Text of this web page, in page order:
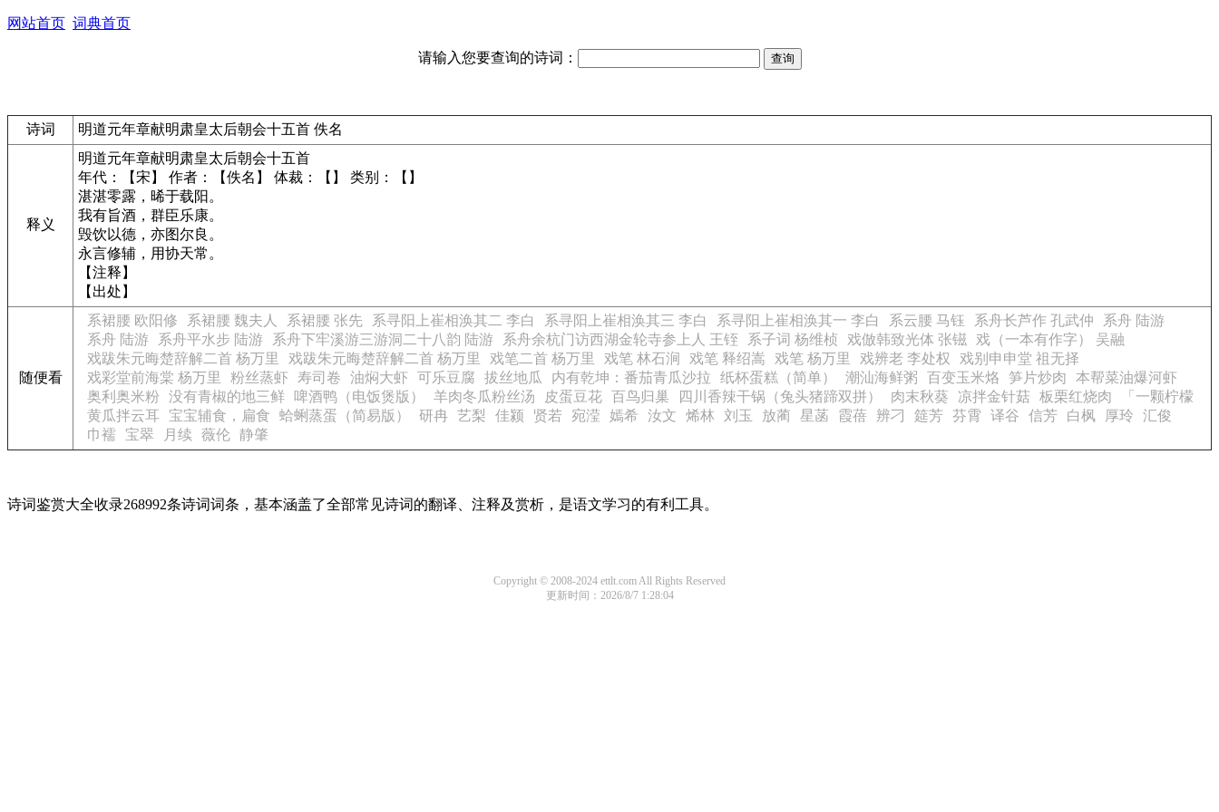
网站首页 词典首页
请输入您要查询的诗词：
诗词 明道元年章献明肃皇太后朝会十五首 佚名
释义
明道元年章献明肃皇太后朝会十五首
年代：【宋】 作者：【佚名】 体裁：【】 类别：【】
湛湛零露，晞于载阳。
我有旨酒，群臣乐康。
毁饮以德，亦图尔良。
永言修辅，用协天常。
【注释】
【出处】
随便看
系裙腰 欧阳修 系裙腰 魏夫人 系裙腰 张先 系寻阳上崔相涣其二 李白 系寻阳上崔相涣其三 李白 系寻阳上崔相涣其一 李白 系云腰 马钰 系舟长芦作 孔武仲
系舟 陆游
系舟 陆游
系舟平水步 陆游 系舟下牢溪游三游洞二十八韵 陆游 系舟余杭门访西湖金轮寺参上人 王铚 系子词 杨维桢 戏倣韩致光体 张镃
戏（一本有作字） 吴融
戏跋朱元晦楚辞解二首 杨万里
戏跋朱元晦楚辞解二首 杨万里 戏笔二首 杨万里 戏笔 林石涧 戏笔 释绍嵩 戏笔 杨万里 戏辨老 李处权
戏别申申堂 祖无择
戏彩堂前海棠 杨万里
粉丝蒸虾 寿司卷 油焖大虾 可乐豆腐 拔丝地瓜 内有乾坤：番茄青瓜沙拉 纸杯蛋糕（简单） 潮汕海鲜粥 百变玉米烙 笋片炒肉
本帮菜油爆河虾
奥利奥米粉
没有青椒的地三鲜 啤酒鸭（电饭煲版） 羊肉冬瓜粉丝汤 皮蛋豆花 百鸟归巢 四川香辣干锅（兔头猪蹄双拼） 肉末秋葵 凉拌金针菇 板栗红烧肉
「一颗柠檬
黄瓜拌云耳
宝宝辅食，扁食 蛤蜊蒸蛋（简易版） 研冉 艺梨 佳颍 贤若 宛滢 嫣希 汝文 烯林 刘玉 放蔺 星菡 霞蓓 辨刁 筵芳 芬霄 译谷 信芳 白枫 厚玲
汇俊
巾襦
宝翠 月续 薇伦 静肇
诗词鉴赏大全收录268992条诗词词条，基本涵盖了全部常见诗词的翻译、注释及赏析，是语文学习的有利工具。
Copyright © 2008-2024 ettlt.com All Rights Reserved
更新时间：2026/8/7 1:28:04